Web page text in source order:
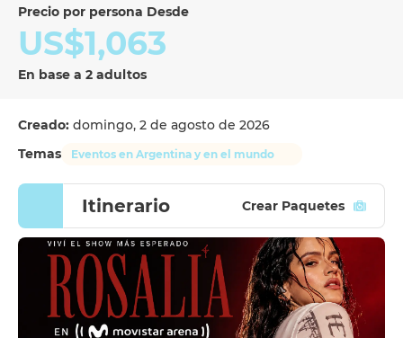
precio por persona Desde
US$1,063
En base a 2 adultos
Creado: domingo, 2 de agosto de 2026
Temas
Eventos en Argentina y en el mundo
Itinerario Crear Paquetes